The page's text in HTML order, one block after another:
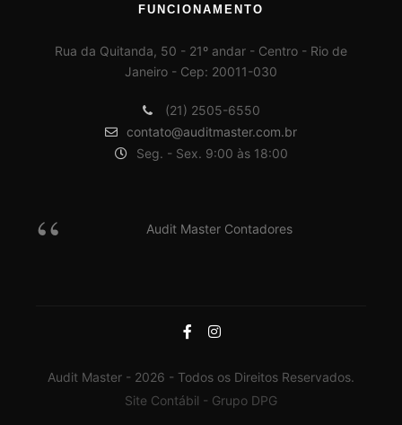
FUNCIONAMENTO
Rua da Quitanda, 50 - 21º andar - Centro - Rio de
Janeiro - Cep: 20011-030
(21) 2505-6550
contato@auditmaster.com.br
Seg. - Sex. 9:00 às 18:00
Audit Master Contadores
Audit Master - 2026 - Todos os Direitos Reservados.
Site Contábil - Grupo DPG